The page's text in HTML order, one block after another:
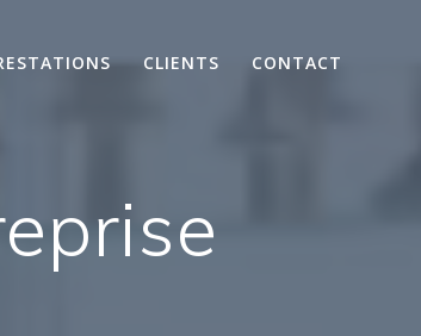
CLIENTS CONTACT